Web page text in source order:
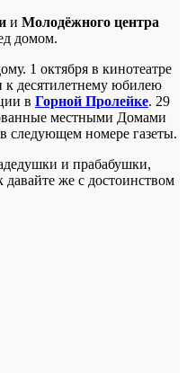
и Молодёжного центра
домом.
1 октября в кинотеатре
к десятилетнему юбилею
в Горной Пролейке. 29
местными Домами
следующем номере газеты.
и прабабушки,
же с достоинством